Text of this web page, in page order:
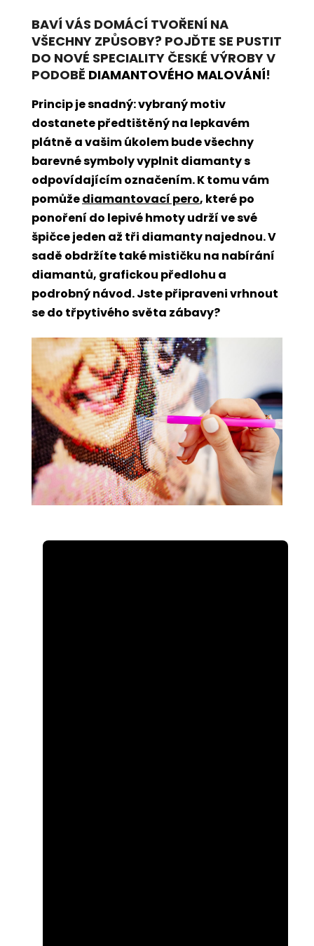
BAVÍ VÁS DOMÁCÍ TVOŘENÍ NA
VŠECHNY ZPŮSOBY? POJĎTE SE PUSTIT
DO NOVÉ SPECIALITY ČESKÉ VÝROBY V
PODOBĚ DIAMANTOVÉHO MALOVÁNÍ!
Princip je snadný: vybraný motiv
dostanete předtištěný na lepkavém
plátně a vašim úkolem bude všechny
barevné symboly vyplnit diamanty s
odpovídajícím označením. K tomu vám
pomůžediamantovací pero, které po
ponoření do lepivé hmoty udrží ve své
špičce jeden až tři diamanty najednou. V
sadě obdržíte také mističku na nabírání
diamantů, grafickou předlohu a
podrobný návod. Jste připraveni vrhnout
se do třpytivého světa zábavy?